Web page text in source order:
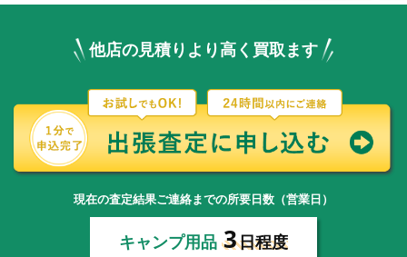
他店の見積りより高く買取ます
現在の査定結果ご連絡までの所要日数（営業日）
キャンプ用品 3日程度